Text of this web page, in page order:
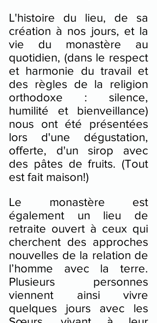
L'histoire du lieu, de sa
création à nos jours, et la
vie du monastère au
quotidien, (dans le respect
et harmonie du travail et
des règles de la religion
orthodoxe : silence,
humilité et bienveillance)
nous ont été présentées
lors d'une dégustation,
offerte, d'un sirop avec
des pâtes de fruits. (Tout
est fait maison!)
Le monastère est
également un lieu de
retraite ouvert à ceux qui
cherchent des approches
nouvelles de la relation de
l’homme avec la terre.
Plusieurs personnes
viennent ainsi vivre
quelques jours avec les